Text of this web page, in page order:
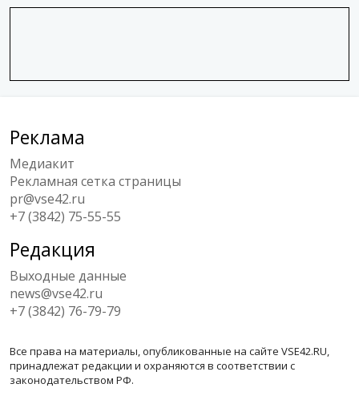
Реклама
Медиакит
Рекламная сетка страницы
pr@vse42.ru
+7 (3842) 75-55-55
Редакция
Выходные данные
news@vse42.ru
+7 (3842) 76-79-79
Все права на материалы, опубликованные на сайте VSE42.RU,
принадлежат редакции и охраняются в соответствии с
законодательством РФ.